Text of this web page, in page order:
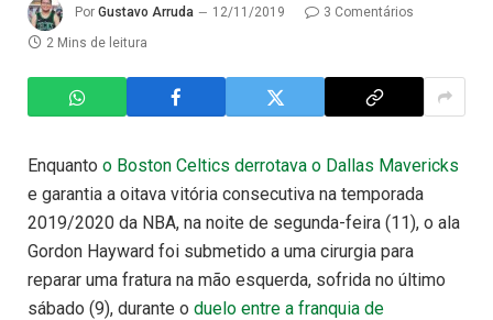
Por Gustavo Arruda 12/11/2019
3 Comentários
2 Mins de leitura
Enquanto o Boston Celtics derrotava o Dallas Mavericks
e garantia a oitava vitória consecutiva na temporada
2019/2020 da NBA, na noite de segunda-feira (11), o ala
Gordon Hayward foi submetido a uma cirurgia para
reparar uma fratura na mão esquerda, sofrida no último
sábado (9), durante o duelo entre a franquia de